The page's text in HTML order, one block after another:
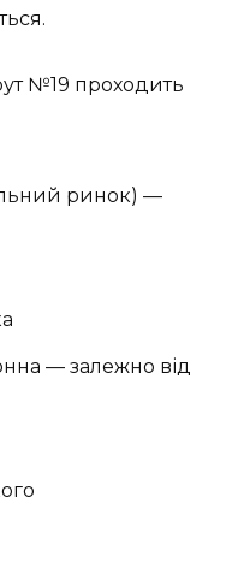
№19 проходить
ринок) —
— залежно від